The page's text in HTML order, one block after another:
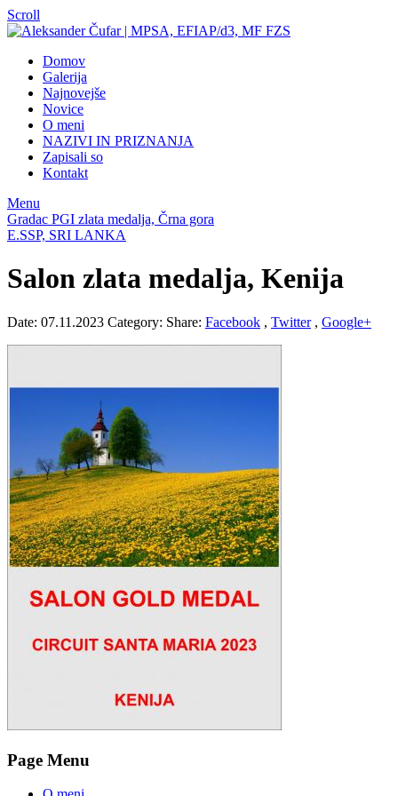
Scroll
Domov
Galerija
Najnovejše
Novice
O meni
NAZIVI IN PRIZNANJA
Zapisali so
Kontakt
Menu
Gradac PGI zlata medalja, Črna gora
E.SSP, SRI LANKA
Salon zlata medalja, Kenija
Date: 07.11.2023 Category: Share: Facebook , Twitter, Google+
Page Menu